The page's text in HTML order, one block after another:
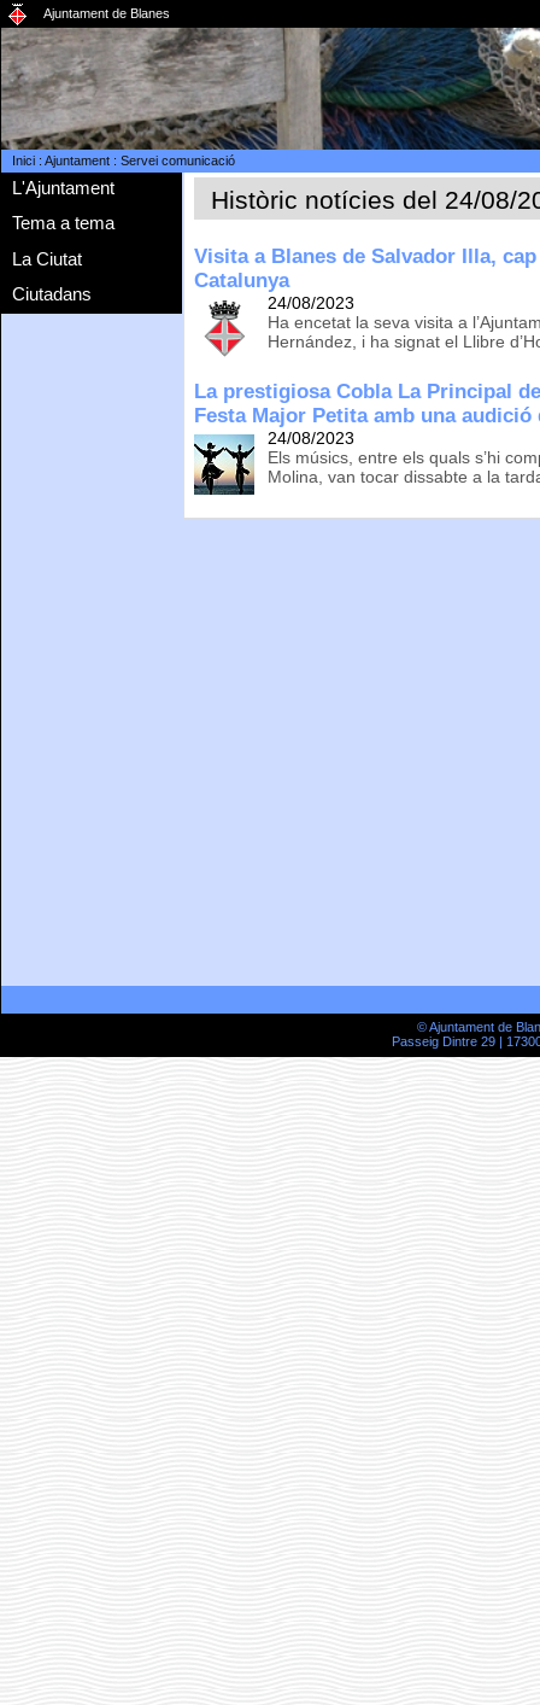
Ajuntament de Blanes
Inici: Ajuntament: Servei comunicació
L'Ajuntament
Tema a tema
La Ciutat
Ciutadans
Històric notícies del 24/08/
Visita a Blanes de Salvador Illa,
Catalunya
24/08/2023
Ha encetat la seva visita a
Hernández, i ha signat el Llibre
La prestigiosa Cobla La Principal
Festa Major Petita amb una audició
24/08/2023
Els músics, entre els quals s’hi
Molina, van tocar dissabte a la
© Ajuntament de
Passeig Dintre 29 |